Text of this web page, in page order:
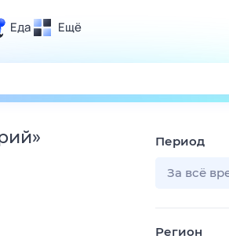
Еда Ещё
отдых
Поиск
ТВ-программа
» Период
За всё
Регион